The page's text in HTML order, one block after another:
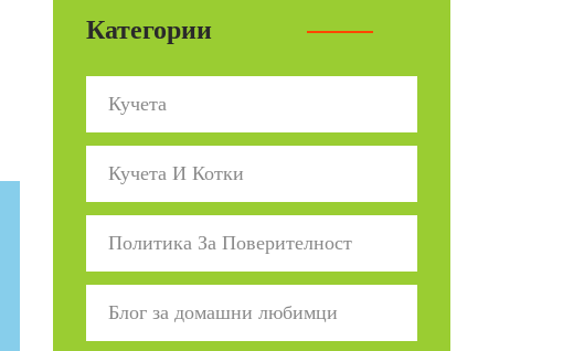
Категории
Кучета
Кучета И Котки
Политика За Поверителност
Блог за домашни любимци